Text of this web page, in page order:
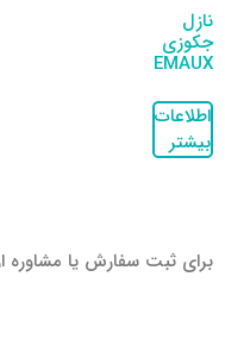
نازل
جکوزی
EMAUX
اطلاعات
بیشتر
برای ثبت سفارش یا مشاوره